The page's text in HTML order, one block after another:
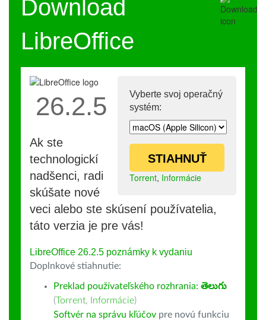
Download
LibreOffice
Vyberte svoj operačný
systém:
STIAHNUŤ
Torrent, Informácie
26.2.5
Ak ste
technologickí
nadšenci, radi
skúšate nové
veci alebo ste skúsení používatelia,
táto verzia je pre vás!
LibreOffice 26.2.5 poznámky k vydaniu
Doplnkové stiahnutie:
Preklad používateľského rozhrania: తెలుగు
(Torrent, Informácie)
Softvér na správu kľúčov pre novú funkciu